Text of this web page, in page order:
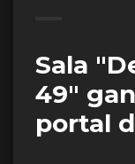
Sala
49"
portal